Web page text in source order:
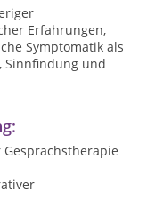
Erfahrungen,
Symptomatik als
Sinnfindung und